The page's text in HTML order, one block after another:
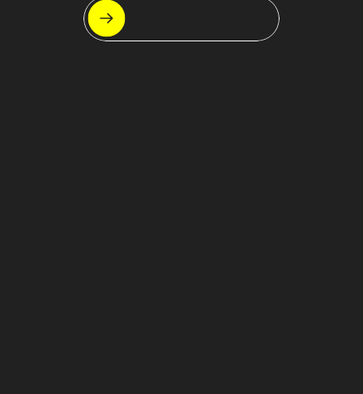
On s'appelle ?
Let's meet !